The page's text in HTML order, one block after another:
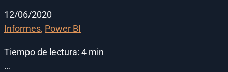
12/06/2020
Informes, Power BI
Tiempo de lectura: 4 min
…